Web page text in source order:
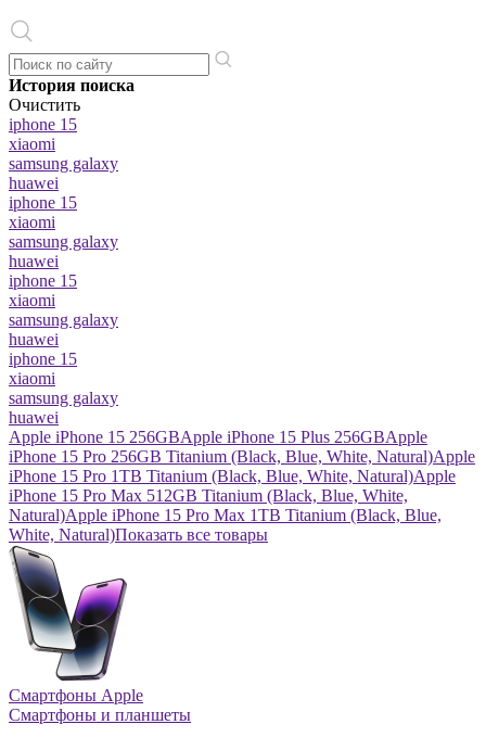
История поиска
Очистить
iphone 15
xiaomi
samsung galaxy
huawei
iphone 15
xiaomi
samsung galaxy
huawei
iphone 15
xiaomi
samsung galaxy
huawei
iphone 15
xiaomi
samsung galaxy
huawei
Apple iPhone 15 256GBApple iPhone 15 Plus 256GBApple
iPhone 15 Pro 256GB Titanium (Black, Blue, White, Natural)Apple
iPhone 15 Pro 1TB Titanium (Black, Blue, White, Natural)Apple
iPhone 15 Pro Max 512GB Titanium (Black, Blue, White,
Natural)Apple iPhone 15 Pro Max 1TB Titanium (Black, Blue,
White, Natural)Показать все товары
Смартфоны Apple
Смартфоны и планшеты